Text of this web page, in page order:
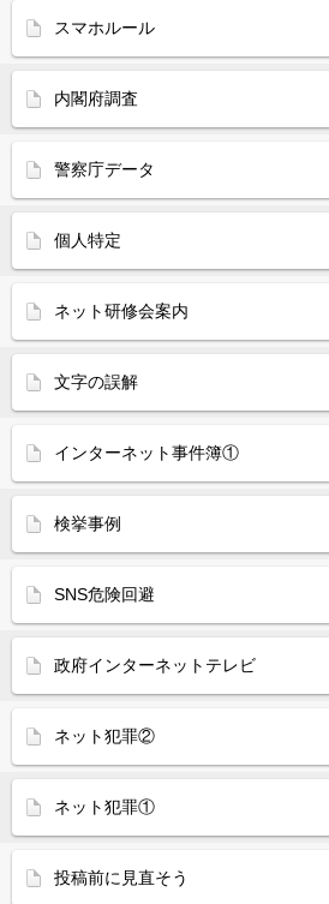
スマホルール
内閣府調査
警察庁データ
個人特定
ネット研修会案内
文字の誤解
インターネット事件簿①
検挙事例
SNS危険回避
政府インターネットテレビ
ネット犯罪②
ネット犯罪①
投稿前に見直そう